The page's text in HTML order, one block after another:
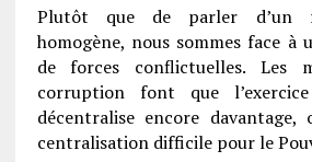
Plutôt que de parler d’un
homogène, nous sommes face à
de forces conflictuelles. Les
corruption font que
décentralise encore
centralisation difficile pour le